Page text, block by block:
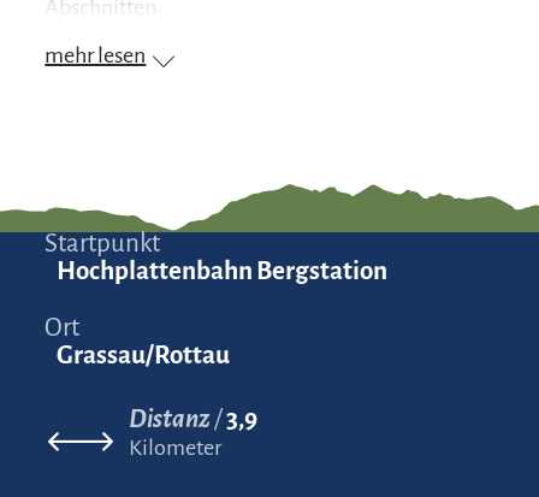
Abschnitten.
mehr lesen
Startpunkt
Hochplattenbahn Bergstation
Ort
Grassau/Rottau
Distanz 3,9
Kilometer